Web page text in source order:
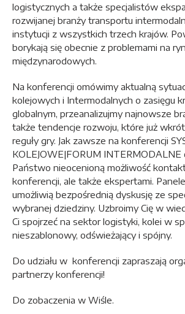
logistycznych a także specjalistów
rozwijanej branży transportu
instytucji z wszystkich trzech krajów.
borykają się obecnie z problemami na
międzynarodowych.
Na konferencji omówimy aktualną
kolejowych i Intermodalnych o zasięgu
globalnym, przeanalizujmy najnowsze
także tendencje rozwoju, które już
reguły gry. Jak zawsze na konferencji
KOLEJOWE|FORUM INTERMODALNE
Państwo nieocenioną możliwość
konferencji, ale także ekspertami.
umożliwią bezpośrednią dyskusję ze
wybranej dziedziny. Uzbroimy Cię w
Ci spojrzeć na sektor logistyki, kolei w
nieszablonowy, odświeżający i spójny.
Do udziału w konferencji zapraszają
partnerzy konferencji!
Do zobaczenia w Wiśle.